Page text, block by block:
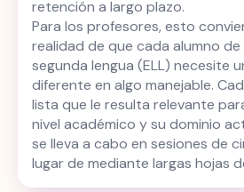
retención a largo plazo.
Para los profesores, esto
realidad de que cada alumno de
segunda lengua (ELL) necesite
diferente en algo manejable.
lista que le resulta relevante
nivel académico y su dominio
se lleva a cabo en sesiones de
lugar de mediante largas hojas